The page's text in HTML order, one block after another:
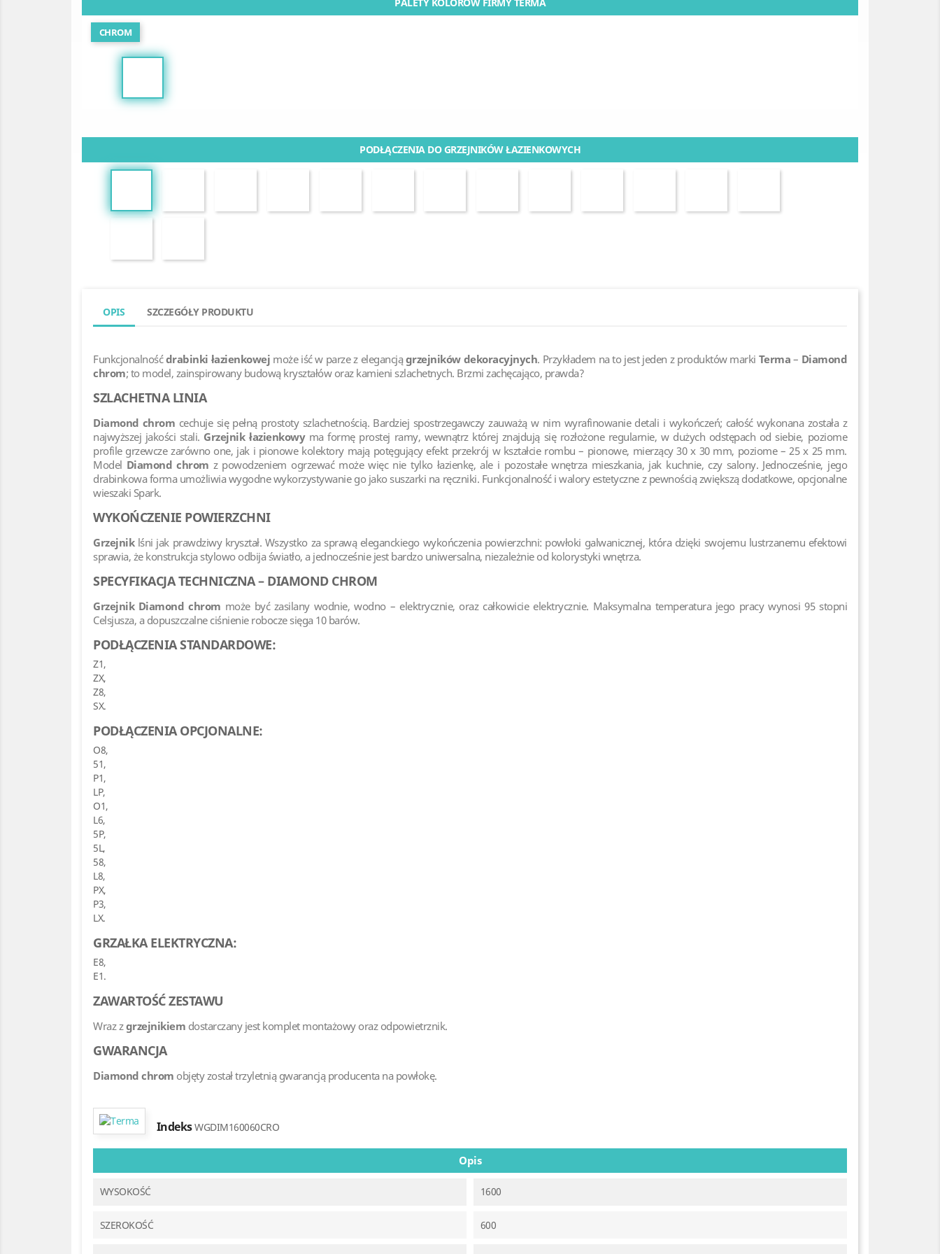
CHROM
PODŁĄCZENIA DO GRZEJNIKÓW ŁAZIENKOWYCH
OPIS SZCZEGÓŁY PRODUKTU
Funkcjonalnośćdrabinki łazienkowej może iść w parze z elegancjągrzejników dekoracyjnych. Przykładem na to jest jeden z produktów marki Terma – Diamond
chrom; to model, zainspirowany budową kryształów oraz kamieni szlachetnych. Brzmi zachęcająco, prawda?
SZLACHETNA LINIA
Diamond chrom cechuje się pełną prostoty szlachetnością. Bardziej spostrzegawczy zauważą w nim wyrafinowanie detali i wykończeń; całość wykonana została z
najwyższej jakości stali. Grzejnik łazienkowyma formę prostej ramy, wewnątrz której znajdują się rozłożone regularnie, w dużych odstępach od siebie, poziome
profile grzewcze zarówno one, jak i pionowe kolektory mają potęgujący efekt przekrój w kształcie rombu – pionowe, mierzący 30 x 30 mm, poziome – 25 x 25 mm.
Model Diamond chrom z powodzeniem ogrzewać może więc nie tylko łazienkę, ale i pozostałe wnętrza mieszkania, jak kuchnie, czy salony. Jednocześnie, jego
drabinkowa forma umożliwia wygodne wykorzystywanie go jako suszarki na ręczniki. Funkcjonalność i walory estetyczne z pewnością zwiększą dodatkowe, opcjonalne
wieszaki Spark.
WYKOŃCZENIE POWIERZCHNI
Grzejniklśni jak prawdziwy kryształ. Wszystko za sprawą eleganckiego wykończenia powierzchni: powłoki galwanicznej, która dzięki swojemu lustrzanemu efektowi
sprawia, że konstrukcja stylowo odbija światło, a jednocześnie jest bardzo uniwersalna, niezależnie od kolorystyki wnętrza.
SPECYFIKACJA TECHNICZNA – DIAMOND CHROM
Grzejnik Diamond chrom może być zasilany wodnie, wodno – elektrycznie, oraz całkowicie elektrycznie. Maksymalna temperatura jego pracy wynosi 95 stopni
Celsjusza, a dopuszczalne ciśnienie robocze sięga 10 barów.
PODŁĄCZENIA STANDARDOWE:
Z1,
ZX,
Z8,
SX.
PODŁĄCZENIA OPCJONALNE:
O8,
51,
P1,
LP,
O1,
L6,
5P,
5L,
58,
L8,
PX,
P3,
LX.
GRZAŁKA ELEKTRYCZNA:
E8,
E1.
ZAWARTOŚĆ ZESTAWU
Wraz zgrzejnikiem dostarczany jest komplet montażowy oraz odpowietrznik.
GWARANCJA
Diamond chrom objęty został trzyletnią gwarancją producenta na powłokę.
IndeksWGDIM160060CRO
Opis
WYSOKOŚĆ 1600
SZEROKOŚĆ 600